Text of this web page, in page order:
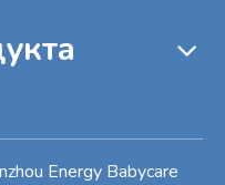
Energy Babycare